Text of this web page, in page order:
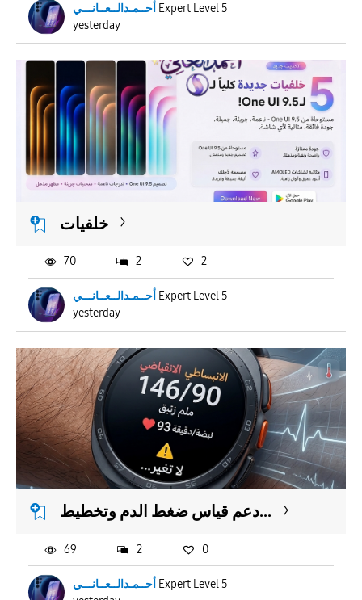
أحــمـدالــعــانـــي Expert Level 5
yesterday
خلفيات
أحــمـدالــعــانـــي Expert Level 5
yesterday
70 2 2
دعم قياس ضغط الدم وتخطيط...
أحــمـدالــعــانـــي Expert Level 5
69 2 0